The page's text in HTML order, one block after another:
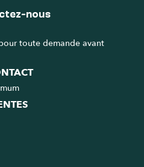
nous
toute demande avant